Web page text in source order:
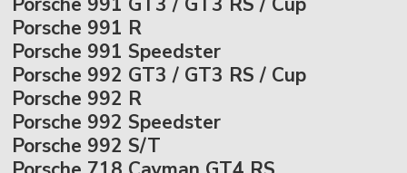
Porsche 991 R
Porsche 991 Speedster
Porsche 992 GT3 / GT3 RS / Cup
Porsche 992 R
Porsche 992 Speedster
Porsche 992 S/T